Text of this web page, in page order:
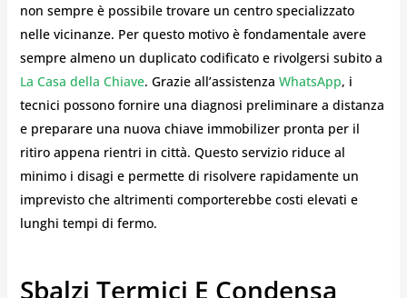
non sempre è possibile trovare un centro specializzato
nelle vicinanze. Per questo motivo è fondamentale avere
sempre almeno un duplicato codificato e rivolgersi subito a
La Casa della Chiave. Grazie all’assistenza WhatsApp, i
tecnici possono fornire una diagnosi preliminare a distanza
e preparare una nuova chiave immobilizer pronta per il
ritiro appena rientri in città. Questo servizio riduce al
minimo i disagi e permette di risolvere rapidamente un
imprevisto che altrimenti comporterebbe costi elevati e
lunghi tempi di fermo.
Sbalzi Termici E Condensa